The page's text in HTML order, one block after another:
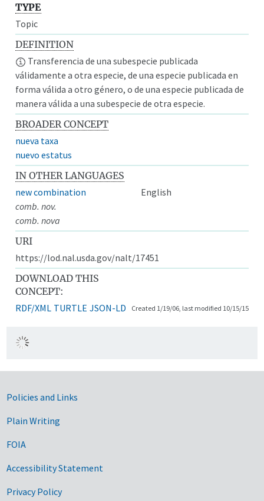
TYPE
Topic
DEFINITION
Transferencia de una subespecie publicada
válidamente a otra especie, de una especie publicada en
forma válida a otro género, o de una especie publicada de
manera válida a una subespecie de otra especie.
BROADER CONCEPT
nueva taxa
nuevo estatus
IN OTHER LANGUAGES
new combination
English
comb. nov.
comb. nova
URI
https://lod.nal.usda.gov/nalt/17451
DOWNLOAD THIS
CONCEPT:
RDF/XML TURTLE JSON-LD Created 1/19/06, last modified 10/15/15
Government Links
Policies and Links
Plain Writing
FOIA
Accessibility Statement
Privacy Policy